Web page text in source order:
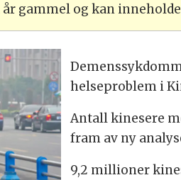
gammel og kan
helseproblem i
Antall kinesere
fram av ny
9,2 millioner